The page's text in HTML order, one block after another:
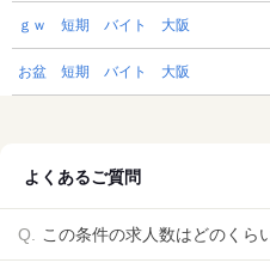
ｇｗ 短期 バイト 大阪
お盆 短期 バイト 大阪
よくあるご質問
この条件の求人数はどのくら